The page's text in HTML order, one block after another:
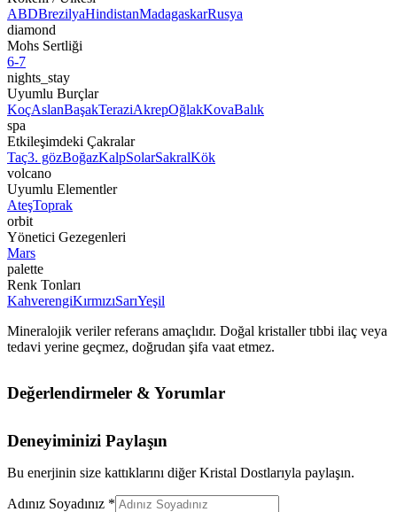
ABDBrezilyaHindistanMadagaskarRusya
diamond
Mohs Sertliği
6-7
nights_stay
Uyumlu Burçlar
KoçAslanBaşakTeraziAkrepOğlakKovaBalık
spa
Etkileşimdeki Çakralar
Taç3. gözBoğazKalpSolarSakralKök
volcano
Uyumlu Elementler
AteşToprak
orbit
Yönetici Gezegenleri
Mars
palette
Renk Tonları
KahverengiKırmızıSarıYeşil
Mineralojik veriler referans amaçlıdır. Doğal kristaller tıbbi ilaç veya
tedavi yerine geçmez, doğrudan şifa vaat etmez.
Değerlendirmeler & Yorumlar
Deneyiminizi Paylaşın
Bu enerjinin size kattıklarını diğer Kristal Dostlarıyla paylaşın.
Adınız Soyadınız *